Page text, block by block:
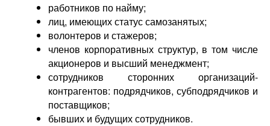
работников по найму;
лиц, имеющих статус самозанятых;
волонтеров и стажеров;
членов корпоративных структур, в том числе
акционеров и высший менеджмент;
сотрудников сторонних организаций-
контрагентов: подрядчиков, субподрядчиков и
поставщиков;
бывших и будущих сотрудников.